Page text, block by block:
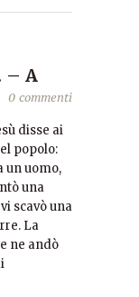
– A
0 commenti
disse ai
popolo:
un uomo,
una
scavò una
La
ne andò